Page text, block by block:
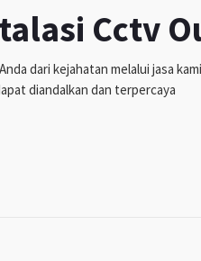
Cctv
dari kejahatan melalui jasa
diandalkan dan terpercaya